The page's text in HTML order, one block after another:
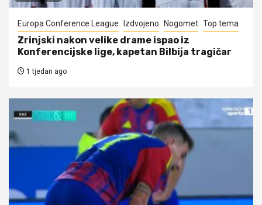
Europa Conference League Izdvojeno Nogomet Top tema
Zrinjski nakon velike drame ispao iz
Konferencijske lige, kapetan Bilbija tragičar
1 tjedan ago